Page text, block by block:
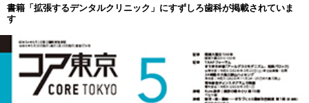
書籍「拡張するデンタルクリニック」にすずしろ歯科が掲載されていま
す